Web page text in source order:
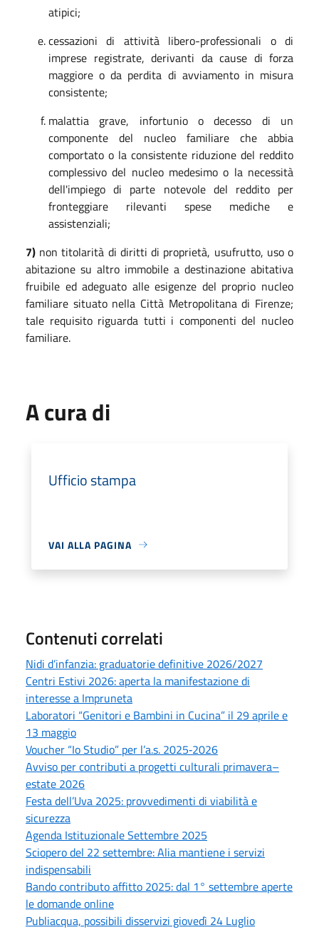
atipici;
cessazioni di attività libero-professionali o di
imprese registrate, derivanti da cause di forza
maggiore o da perdita di avviamento in misura
consistente;
malattia grave, infortunio o decesso di un
componente del nucleo familiare che abbia
comportato o la consistente riduzione del reddito
complessivo del nucleo medesimo o la necessità
dell'impiego di parte notevole del reddito per
fronteggiare rilevanti spese mediche e
assistenziali;
7) nontitolarità di diritti di proprietà, usufrutto, uso o
abitazione su altro immobile a destinazione abitativa
fruibile ed adeguato alle esigenze del proprio nucleo
familiare situato nella Città Metropolitana di Firenze;
tale requisito riguarda tutti i componenti del nucleo
familiare.
A cura di
Ufficio stampa
VAI ALLA PAGINA
Contenuti correlati
Nidi d’infanzia: graduatorie definitive 2026/2027
Centri Estivi 2026: aperta la manifestazione di
interesse a Impruneta
Laboratori “Genitori e Bambini in Cucina” il 29 aprile e
13 maggio
Voucher “Io Studio” per l’a.s. 2025‑2026
Avviso per contributi a progetti culturali primavera–
estate 2026
Festa dell’Uva 2025: provvedimenti di viabilità e
sicurezza
Agenda Istituzionale Settembre 2025
Sciopero del 22 settembre: Alia mantiene i servizi
indispensabili
Bando contributo affitto 2025: dal 1° settembre aperte
le domande online
Publiacqua, possibili disservizi giovedì 24 Luglio